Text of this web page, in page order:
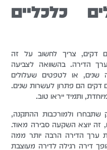
כלכליים
דקים, צריך לחשוב על זה
הדירה. בהשוואה לצביעה
או לטפטים שעלולים
הם פתרון לעשרות שנים.
ותמיד ייראו טוב.
ולמורכבות ההתקנה,
זה יוצא השקעה סבירה מאוד.
ערך הדירה הרבה יותר ממה
דירה רגילה לדירה מעוצבת